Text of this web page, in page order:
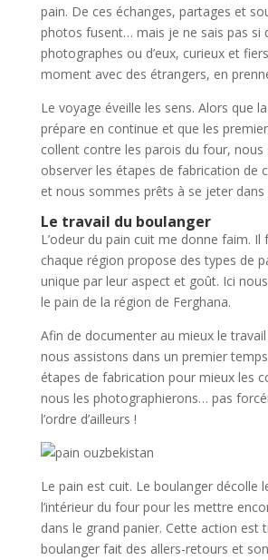
pain. De ces échanges, partages et
photos fusent… mais je ne sais pas si
photographes ou d’eux, curieux et
moment avec des étrangers, en
Le voyage éveille les sens. Alors que
prépare en continue et que les
collent contre les parois du four, nous
observer les étapes de fabrication de
et nous sommes prêts à se jeter dans
Le travail du boulanger
L’odeur du pain cuit me donne faim. Il
chaque région propose des types de
unique par leur aspect et goût. Ici
le pain de la région de Ferghana.
Afin de documenter au mieux le
nous assistons dans un premier
étapes de fabrication pour mieux les
nous les photographierons… pas
l’ordre d’ailleurs !
Le pain est cuit. Le boulanger décolle
l’intérieur du four pour les mettre
dans le grand panier. Cette action est
boulanger fait des allers-retours et